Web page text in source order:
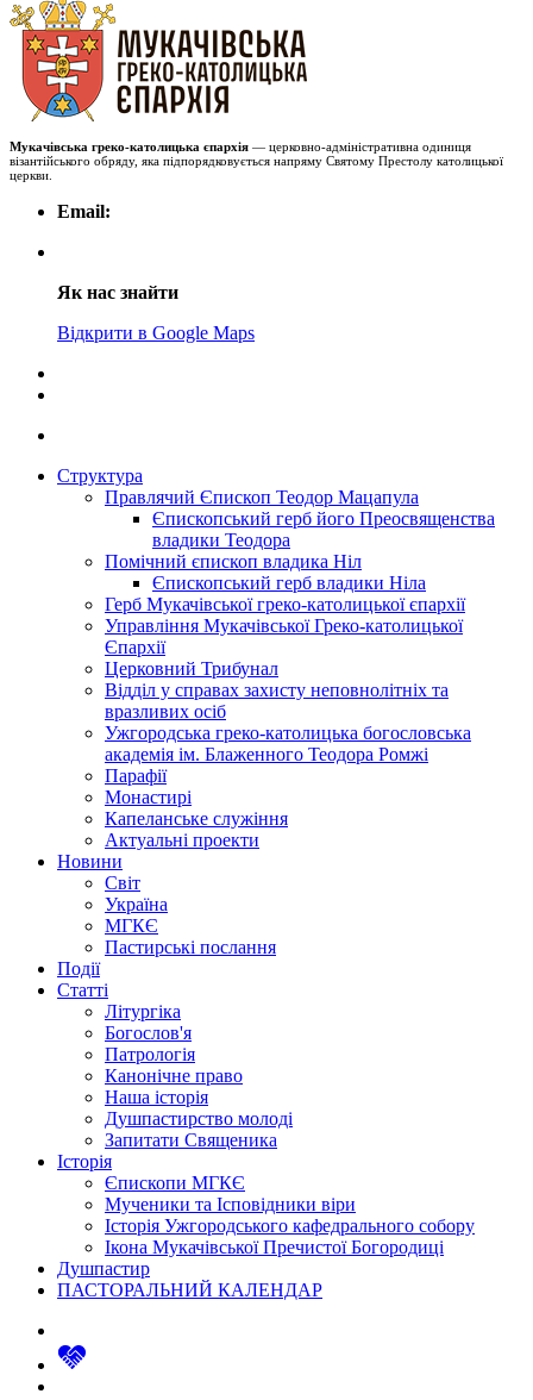
Мукачівська греко-католицька єпархія — церковно-адміністративна одиниця
візантійського обряду, яка підпорядковується напряму Святому Престолу католицької
церкви.
Email:
Як нас знайти
Відкрити в Google Maps
Структура
Правлячий Єпископ Теодор Мацапула
Єпископський герб його Преосвященства
владики Теодора
Помічний єпископ владика Ніл
Єпископський герб владики Ніла
Герб Мукачівської греко-католицької єпархії
Управління Мукачівської Греко-католицької
Єпархії
Церковний Трибунал
Відділ у справах захисту неповнолітніх та
вразливих осіб
Ужгородська греко-католицька богословська
академія ім. Блаженного Теодора Ромжі
Парафії
Монастирі
Капеланське служіння
Актуальні проекти
Новини
Світ
Україна
МГКЄ
Пастирські послання
Події
Статті
Літургіка
Богослов'я
Патрологія
Канонічне право
Наша історія
Душпастирство молоді
Запитати Священика
Історія
Єпископи МГКЄ
Мученики та Ісповідники віри
Історія Ужгородського кафедрального собору
Ікона Мукачівської Пречистої Богородиці
Душпастир
ПАСТОРАЛЬНИЙ КАЛЕНДАР